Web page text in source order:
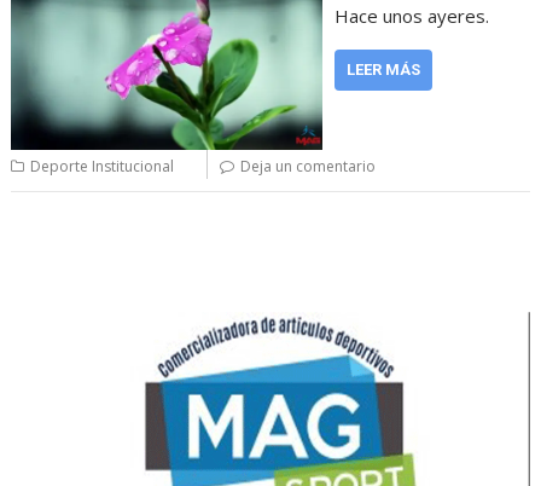
Hace unos ayeres.
LEER MÁS
Deporte Institucional Deja un comentario